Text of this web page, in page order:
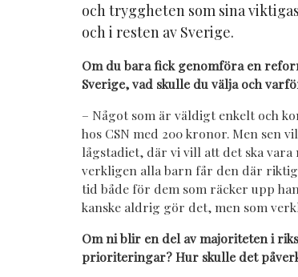
och tryggheten som sina
och i resten av Sverige.
Om du bara fick genomföra en
Sverige, vad skulle du välja och
– Något som är väldigt enkelt och
hos CSN med 200 kronor. Men sen
lågstadiet, där vi vill att det ska vara
verkligen alla barn får den där
tid både för dem som räcker upp
kanske aldrig gör det, men som
Om ni blir en del av majoriteten i
prioriteringar? Hur skulle det